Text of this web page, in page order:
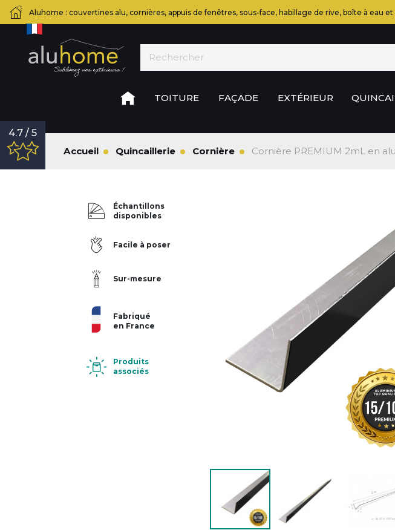
Aluhome : couvertines alu, cornières, appuis de fenêtres, sous-face, habillage de rive, boîte à eau
TOITURE FAÇADE EXTÉRIEUR
4.7 / 5
Accueil
Quincaillerie Cornière Cornière PREMIUM 2mL en
Échantillons
disponibles
Facile à poser
Sur-mesure
Fabriqué
en France
Produits
associés